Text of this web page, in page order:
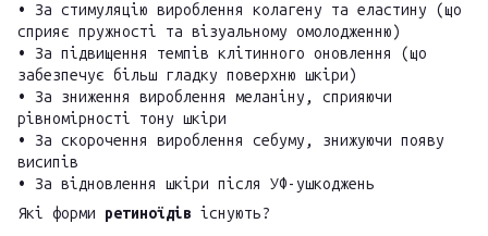
• За стимуляцію вироблення колагену та еластину (що
сприяє пружності та візуальному омолодженню)
• За підвищення темпів клітинного оновлення (що
забезпечує більш гладку поверхню шкіри)
• За зниження вироблення меланіну, сприяючи
рівномірності тону шкіри
• За скорочення вироблення себуму, знижуючи появу
висипів
• За відновлення шкіри після УФ-ушкоджень
Які форми ретиноїдів існують?